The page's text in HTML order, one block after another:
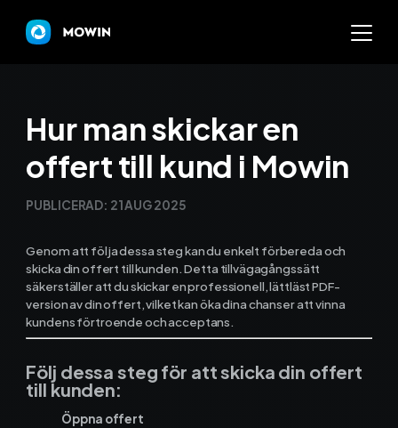
Varför Mowin?
Priser
Nyheter
Prova Mowin 30 DAGAR
Kalkylatorer
Hur man skickar en
offert till kund i Mowin
PUBLICERAD: 21 AUG 2025
Genom att följa dessa steg kan du enkelt förbereda och
skicka din offert till kunden. Detta tillvägagångssätt
säkerställer att du skickar en professionell, lättläst PDF-
version av din offert, vilket kan öka dina chanser att vinna
kundens förtroende och acceptans.
Följ dessa steg för att skicka din offert
till kunden:
Öppna offert